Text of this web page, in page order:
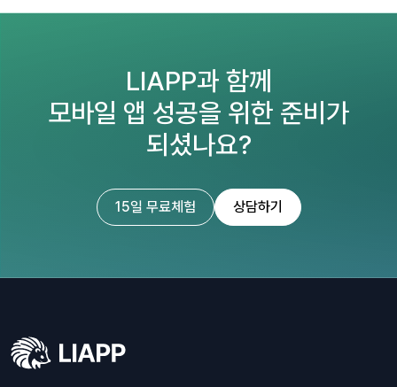
LIAPP과 함께
모바일 앱 성공을 위한 준비가
되셨나요?
15일 무료체험 상담하기